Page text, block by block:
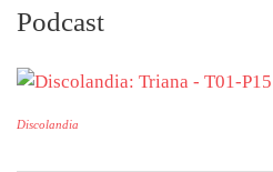
Podcast
Discolandia